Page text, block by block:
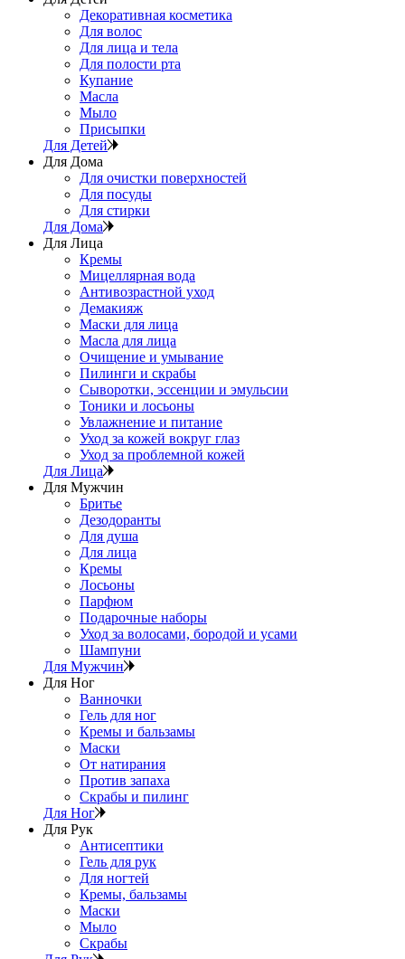
Декоративная косметика
Для волос
Для лица и тела
Для полости рта
Купание
Масла
Мыло
Присыпки
Для Детей
Для Дома
Для очистки поверхностей
Для посуды
Для стирки
Для Дома
Для Лица
Кремы
Мицеллярная вода
Антивозрастной уход
Демакияж
Маски для лица
Масла для лица
Очищение и умывание
Пилинги и скрабы
Сыворотки, эссенции и эмульсии
Тоники и лосьоны
Увлажнение и питание
Уход за кожей вокруг глаз
Уход за проблемной кожей
Для Лица
Для Мужчин
Бритье
Дезодоранты
Для душа
Для лица
Кремы
Лосьоны
Парфюм
Подарочные наборы
Уход за волосами, бородой и усами
Шампуни
Для Мужчин
Для Ног
Ванночки
Гель для ног
Кремы и бальзамы
Маски
От натирания
Против запаха
Скрабы и пилинг
Для Ног
Для Рук
Антисептики
Гель для рук
Для ногтей
Кремы, бальзамы
Маски
Мыло
Скрабы